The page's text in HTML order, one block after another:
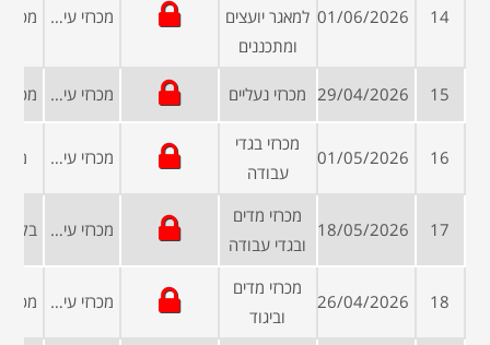
14
01/06/2026 למאגר יועצים
ומתכננים
מכרזי עיריות ומועצות
15
29/04/2026 מכרזי נעליים מכרזי עיריות ומועצות
16
01/05/2026
מכרזי בגדי
עבודה
מכרזי עיריות ומועצות
17
18/05/2026
מכרזי מדים
ובגדי עבודה
מכרזי עיריות ומועצות
18
26/04/2026
מכרזי מדים
וביגוד
מכרזי עיריות ומועצות